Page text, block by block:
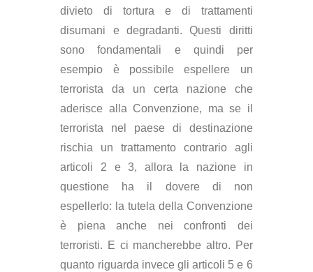
divieto di tortura e di trattamenti
disumani e degradanti. Questi diritti
sono fondamentali e quindi per
esempio è possibile espellere un
terrorista da un certa nazione che
aderisce alla Convenzione, ma se il
terrorista nel paese di destinazione
rischia un trattamento contrario agli
articoli 2 e 3, allora la nazione in
questione ha il dovere di non
espellerlo: la tutela della Convenzione
è piena anche nei confronti dei
terroristi. E ci mancherebbe altro. Per
quanto riguarda invece gli articoli 5 e 6